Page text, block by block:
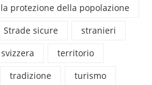
protezione della popolazione
Strade sicure
stranieri
svizzera
territorio
tradizione turismo